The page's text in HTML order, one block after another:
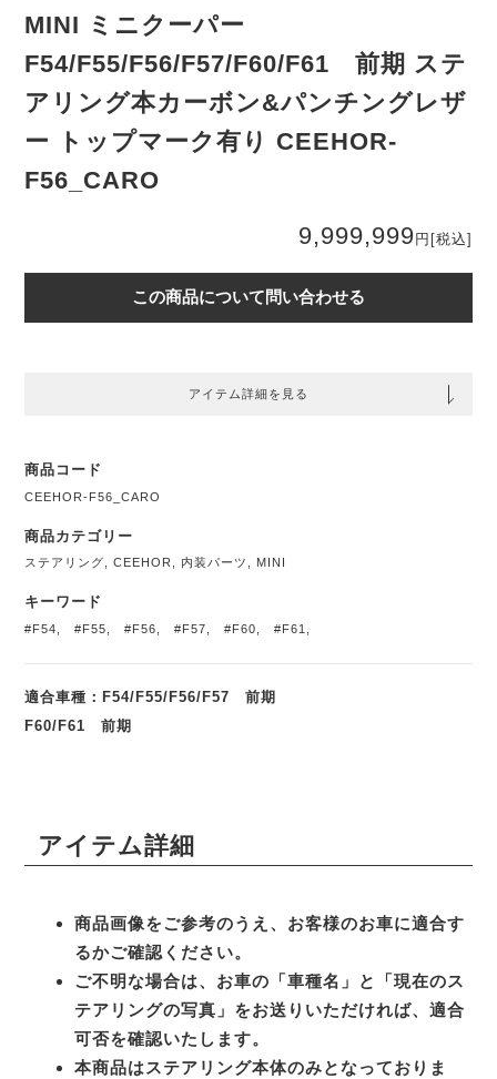
MINI ミニクーパー
F54/F55/F56/F57/F60/F61 前期 ステ
アリング本カーボン&パンチングレザ
ー トップマーク有り CEEHOR-
F56_CARO
9,999,999 円 [税込]
この商品について問い合わせる
アイテム詳細を見る
商品コード
CEEHOR-F56_CARO
商品カテゴリー
ステアリング ,CEEHOR 内装パーツ MINI
キーワード
#F54 ,#F55 ,#F56 ,#F57 ,#F60 ,#F61
適合車種：F54/F55/F56/F57 前期
F60/F61 前期
アイテム詳細
商品画像をご参考のうえ、お客様のお車に適合す
るかご確認ください。
ご不明な場合は、お車の「車種名」と「現在のス
テアリングの写真」をお送りいただければ、適合
可否を確認いたします。
本商品はステアリング本体のみとなっておりま